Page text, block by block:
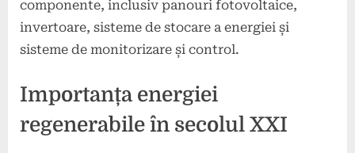
componente, inclusiv panouri fotovoltaice,
invertoare, sisteme de stocare a energiei și
sisteme de monitorizare și control.
Importanța energiei
regenerabile în secolul XXI